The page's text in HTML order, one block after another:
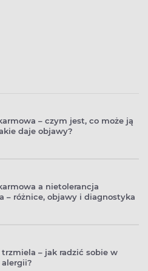
– czym jest, co może ją
daje objawy?
a nietolerancja
– różnice, objawy i diagnostyka
– jak radzić sobie w